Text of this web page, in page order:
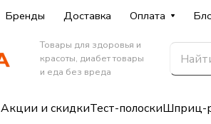
Бренды Доставка Оплата
Товары для здоровья и
красоты, диабет товары
и еда без вреда
Акции и скидкиТест-полоскиШприц-